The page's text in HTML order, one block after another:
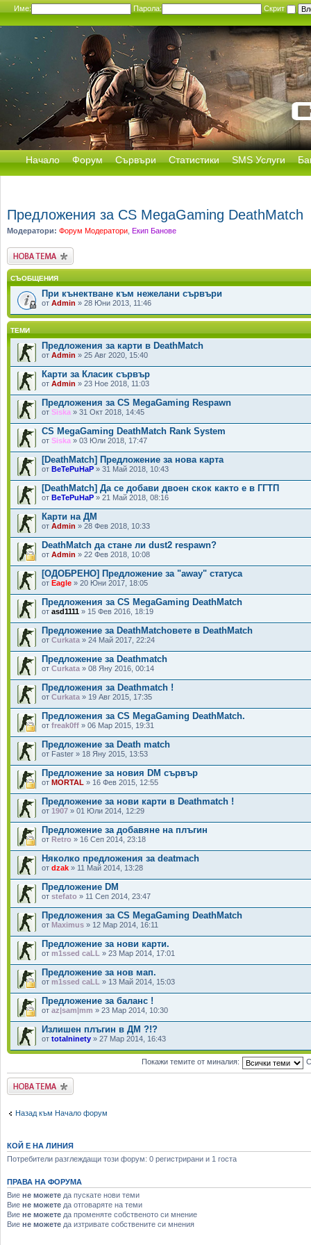
Име: Парола: Скрит
Начало Форум Сървъри Статистики SMS Услуги
Предложения за CS MegaGaming DeathMatch
Модератори: Форум Модератори Екип Банове
Публикувай нова
тема
СЪОБЩЕНИЯ
При кънектване към нежелани сървъри
от Admin » 28 Юни 2013, 11:46
ТЕМИ
Предложения за карти в DeathMatch
от Admin » 25 Авг 2020, 15:40
Карти за Класик сървър
от Admin » 23 Ное 2018, 11:03
Предложения за CS MegaGaming Respawn
от Siska » 31 Окт 2018, 14:45
CS MegaGaming DeathMatch Rank System
от Siska » 03 Юли 2018, 17:47
[DeathMatch] Предложение за нова карта
от BeTePuHaP » 31 Май 2018, 10:43
[DeathMatch] Да се добави двоен скок както е в ГГТП
от BeTePuHaP » 21 Май 2018, 08:16
Карти на ДМ
от Admin » 28 Фев 2018, 10:33
DeathMatch да стане ли dust2 respawn?
от Admin » 22 Фев 2018, 10:08
[ОДОБРЕНО] Предложение за "away" статуса
от Eagle » 20 Юни 2017, 18:05
Предложения за CS MegaGaming DeathMatch
от asd1111 » 15 Фев 2016, 18:19
Предложение за DeathMatchовете в DeathMatch
от Curkata » 24 Май 2017, 22:24
Предложение за Deathmatch
от Curkata » 08 Яну 2016, 00:14
Предложения за Deathmatch !
от Curkata » 19 Авг 2015, 17:35
Предложения за CS MegaGaming DeathMatch.
от freak0ff » 06 Мар 2015, 19:31
Предложение за Death match
от Faster » 18 Яну 2015, 13:53
Предложение за новия DM сървър
от MORTAL » 16 Фев 2015, 12:55
Предложение за нови карти в Deathmatch !
от 1907 » 01 Юли 2014, 12:29
Предложение за добавяне на плъгин
от Retro » 16 Сеп 2014, 23:18
Няколко предложения за deatmach
от dzak » 11 Май 2014, 13:28
Предложение DM
от stefato » 11 Сеп 2014, 23:47
Предложения за CS MegaGaming DeathMatch
от Maximus » 12 Мар 2014, 16:11
Предложение за нови карти.
от m1ssed caLL » 23 Мар 2014, 17:01
Предложение за нов мап.
от m1ssed caLL » 13 Май 2014, 15:03
Предложение за баланс !
от az|sam|mm » 23 Мар 2014, 10:30
Излишен плъгин в ДМ ?!?
от totalninety » 27 Мар 2014, 16:43
Покажи темите от миналия:
Публикувай нова
тема
Назад към Начало форум
КОЙ Е НА ЛИНИЯ
Потребители разглеждащи този форум: 0 регистрирани и 1 госта
ПРАВА НА ФОРУМА
Вие не можете да пускате нови теми
Вие не можете да отговаряте на теми
Вие не можете да променяте собственото си мнение
Вие не можете да изтривате собствените си мнения